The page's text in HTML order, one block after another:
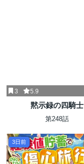
3 5.9
黙示録の四騎士
第248話
3日前